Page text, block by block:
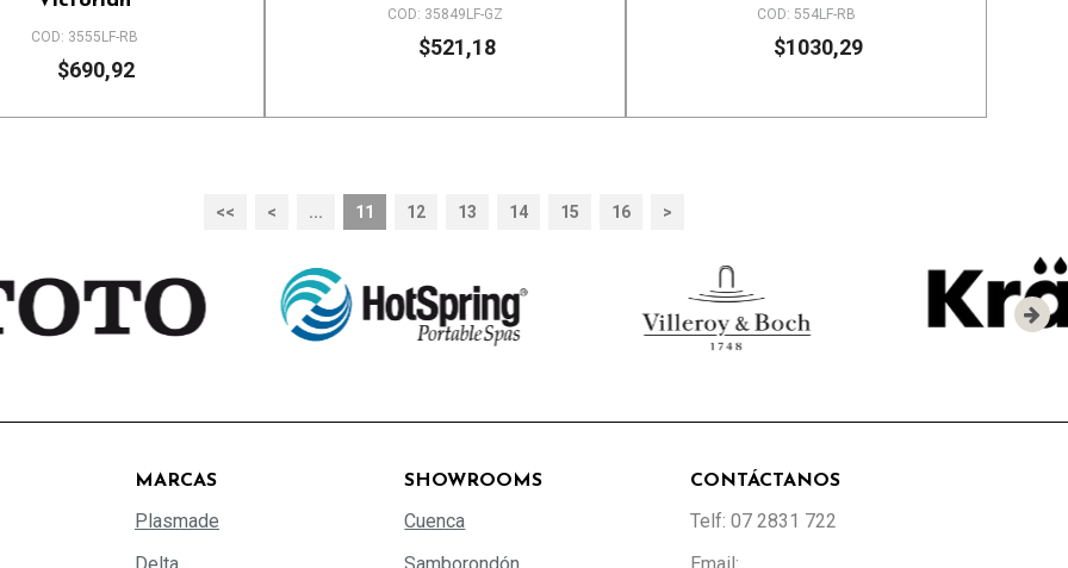
COD: 3555LF-RB
$690,92
COD: 35849LF-GZ
$521,18
COD: 554LF-RB
$1030,29
<< < ... 11 12 13 14 15 16 >
MARCAS
Plasmade
SHOWROOMS
Cuenca
CONTÁCTANOS
Telf: 07 2831 722